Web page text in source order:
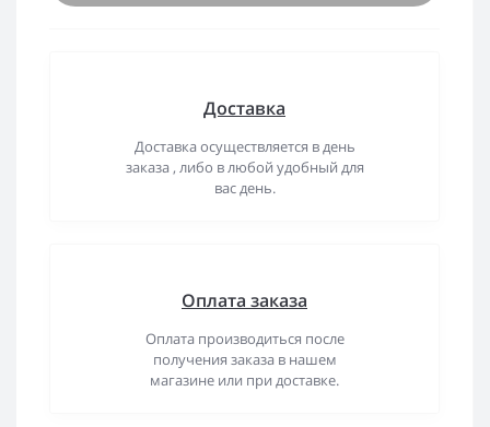
Доставка
Доставка осуществляется в день
заказа , либо в любой удобный для
вас день.
Оплата заказа
Оплата производиться после
получения заказа в нашем
магазине или при доставке.